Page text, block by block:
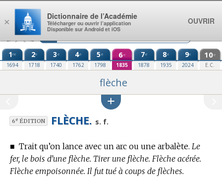
Aller au contenu
1re
1694
2e
1718
3e
1740
4e
1762
5e
1798
6e
1835
7e
1878
8e
1935
9e
2024
10e
E.C.
flèche
6eÉDITION FLÈCHE. s. f.
■ Trait qu’on lance avec un arc ou une arbalète. Le
fer, le bois d’une flèche. Tirer une flèche. Flèche acérée.
Flèche empoisonnée. Il fut tué à coups de flèches.
×
Dictionnaire de l’Académie
Télécharger ou ouvrir l’application
Disponible sur Android et iOS
OUVRIR